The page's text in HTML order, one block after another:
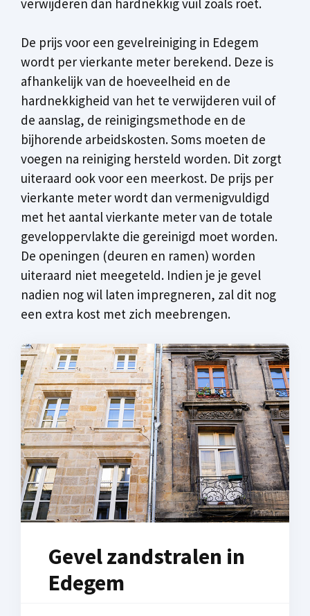
De prijs voor een gevelreiniging in Edegem
wordt per vierkante meter berekend. Deze is
afhankelijk van de hoeveelheid en de
hardnekkigheid van het te verwijderen vuil of
de aanslag, de reinigingsmethode en de
bijhorende arbeidskosten. Soms moeten de
voegen na reiniging hersteld worden. Dit zorgt
uiteraard ook voor een meerkost. De prijs per
vierkante meter wordt dan vermenigvuldigd
met het aantal vierkante meter van de totale
geveloppervlakte die gereinigd moet worden.
De openingen (deuren en ramen) worden
uiteraard niet meegeteld. Indien je je gevel
nadien nog wil laten impregneren, zal dit nog
een extra kost met zich meebrengen.
Gevel zandstralen in
Edegem